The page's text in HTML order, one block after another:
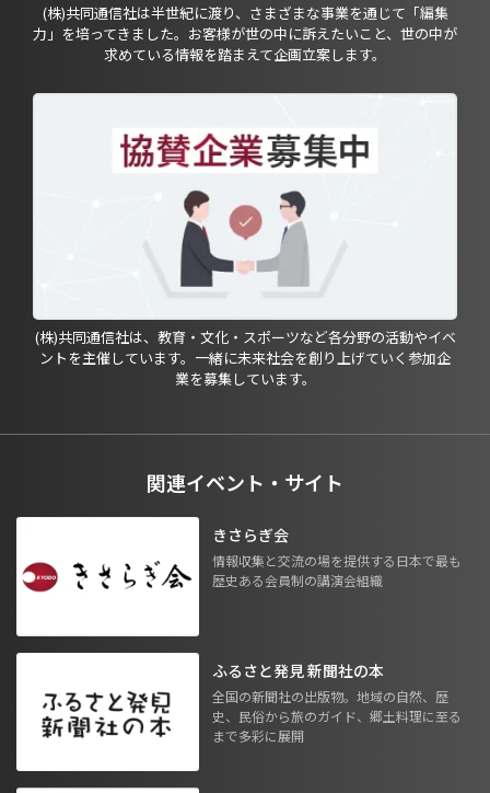
(株)共同通信社は半世紀に渡り、さまざまな事業を通じて「編集
力」を培ってきました。お客様が世の中に訴えたいこと、世の中が
求めている情報を踏まえて企画立案します。
(株)共同通信社は、教育・文化・スポーツなど各分野の活動やイベ
ントを主催しています。一緒に未来社会を創り上げていく参加企
業を募集しています。
関連イベント・サイト
きさらぎ会
情報収集と交流の場を提供する日本で最も
歴史ある会員制の講演会組織
ふるさと発見 新聞社の本
全国の新聞社の出版物。地域の自然、歴
史、民俗から旅のガイド、郷土料理に至る
まで多彩に展開